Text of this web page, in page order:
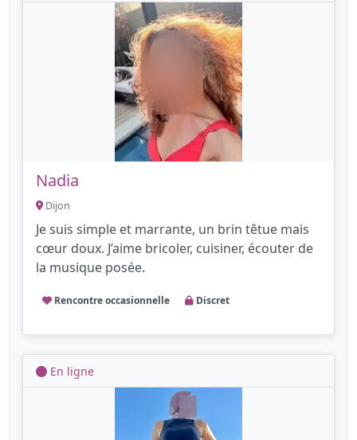
Nadia
Dijon
Je suis simple et marrante, un brin têtue mais
cœur doux. J’aime bricoler, cuisiner, écouter de
la musique posée.
Rencontre occasionnelle Discret
En ligne